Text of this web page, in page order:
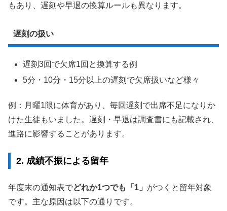
もあり、遅刻や早退の換算ルールも異なります。
遅刻の扱い
遅刻3回で欠席1回と換算する例
5分・10分・15分以上の遅刻で欠席扱いなど様々
例：月曜1限に体育があり、毎回遅刻で出席不足になりか
けた生徒もいました。遅刻・早退は調査書にも記載され、
進路に影響することがあります。
2. 成績不振による留年
年度末の通知表でどれか1つでも「1」 がつくと留年対象
です。主な原因は以下の通りです。